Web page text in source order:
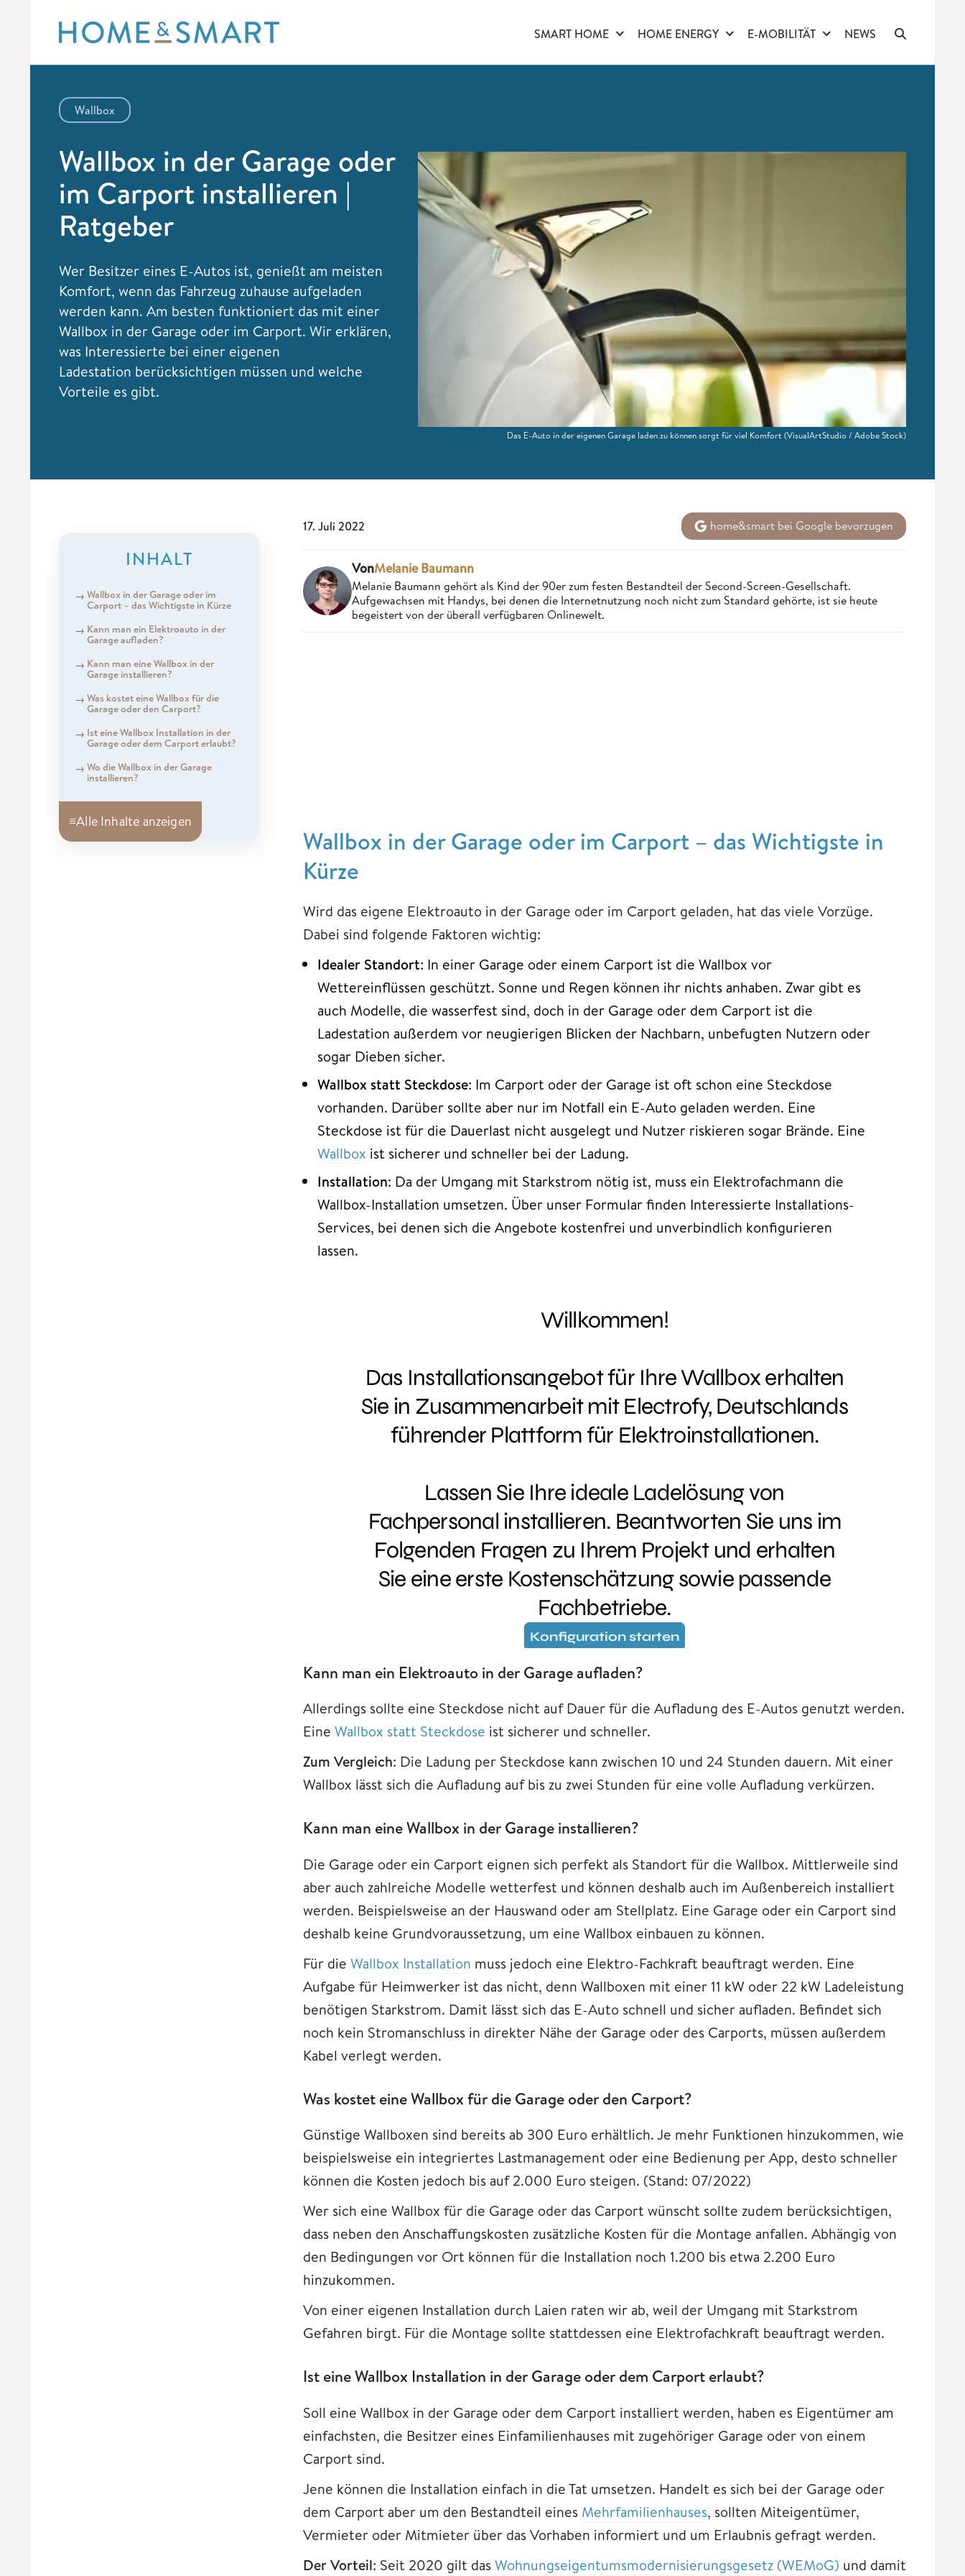
content
SMART HOME HOME ENERGY E-MOBILITÄT NEWS
Wallbox
Wallbox in der Garage oder
im Carport installieren |
Ratgeber
Wer Besitzer eines E-Autos ist, genießt am meisten
Komfort, wenn das Fahrzeug zuhause aufgeladen
werden kann. Am besten funktioniert das mit einer
Wallbox in der Garage oder im Carport. Wir erklären,
was Interessierte bei einer eigenen
Ladestation berücksichtigen müssen und welche
Vorteile es gibt.
Das E-Auto in der eigenen Garage laden zu können sorgt für viel Komfort (VisualArtStudio / Adobe Stock)
INHALT
Wallbox in der Garage oder im
Carport – das Wichtigste in Kürze
Kann man ein Elektroauto in der
Garage aufladen?
Kann man eine Wallbox in der
Garage installieren?
Was kostet eine Wallbox für die
Garage oder den Carport?
Ist eine Wallbox Installation in der
Garage oder dem Carport erlaubt?
Wo die Wallbox in der Garage
installieren?
≡Alle Inhalte anzeigen
17. Juli 2022 home&smart bei Google bevorzugen
VonMelanie Baumann
Melanie Baumann gehört als Kind der 90er zum festen Bestandteil der Second-Screen-Gesellschaft.
Aufgewachsen mit Handys, bei denen die Internetnutzung noch nicht zum Standard gehörte, ist sie heute
begeistert von der überall verfügbaren Onlinewelt.
Wallbox in der Garage oder im Carport – das Wichtigste in
Kürze
Wird das eigene Elektroauto in der Garage oder im Carport geladen, hat das viele Vorzüge.
Dabei sind folgende Faktoren wichtig:
Idealer Standort: In einer Garage oder einem Carport ist die Wallbox vor
Wettereinflüssen geschützt. Sonne und Regen können ihr nichts anhaben. Zwar gibt es
auch Modelle, die wasserfest sind, doch in der Garage oder dem Carport ist die
Ladestation außerdem vor neugierigen Blicken der Nachbarn, unbefugten Nutzern oder
sogar Dieben sicher.
Wallbox statt Steckdose: Im Carport oder der Garage ist oft schon eine Steckdose
vorhanden. Darüber sollte aber nur im Notfall ein E-Auto geladen werden. Eine
Steckdose ist für die Dauerlast nicht ausgelegt und Nutzer riskieren sogar Brände. Eine
Wallbox ist sicherer und schneller bei der Ladung.
Installation: Da der Umgang mit Starkstrom nötig ist, muss ein Elektrofachmann die
Wallbox-Installation umsetzen. Über unser Formular finden Interessierte Installations-
Services, bei denen sich die Angebote kostenfrei und unverbindlich konfigurieren
lassen.
Kann man ein Elektroauto in der Garage aufladen?
Allerdings sollte eine Steckdose nicht auf Dauer für die Aufladung des E-Autos genutzt werden.
Eine Wallbox statt Steckdose ist sicherer und schneller.
Zum Vergleich: Die Ladung per Steckdose kann zwischen 10 und 24 Stunden dauern. Mit einer
Wallbox lässt sich die Aufladung auf bis zu zwei Stunden für eine volle Aufladung verkürzen.
Kann man eine Wallbox in der Garage installieren?
Die Garage oder ein Carport eignen sich perfekt als Standort für die Wallbox. Mittlerweile sind
aber auch zahlreiche Modelle wetterfest und können deshalb auch im Außenbereich installiert
werden. Beispielsweise an der Hauswand oder am Stellplatz. Eine Garage oder ein Carport sind
deshalb keine Grundvoraussetzung, um eine Wallbox einbauen zu können.
Für die Wallbox Installation muss jedoch eine Elektro-Fachkraft beauftragt werden. Eine
Aufgabe für Heimwerker ist das nicht, denn Wallboxen mit einer 11 kW oder 22 kW Ladeleistung
benötigen Starkstrom. Damit lässt sich das E-Auto schnell und sicher aufladen. Befindet sich
noch kein Stromanschluss in direkter Nähe der Garage oder des Carports, müssen außerdem
Kabel verlegt werden.
Was kostet eine Wallbox für die Garage oder den Carport?
Günstige Wallboxen sind bereits ab 300 Euro erhältlich. Je mehr Funktionen hinzukommen, wie
beispielsweise ein integriertes Lastmanagement oder eine Bedienung per App, desto schneller
können die Kosten jedoch bis auf 2.000 Euro steigen. (Stand: 07/2022)
Wer sich eine Wallbox für die Garage oder das Carport wünscht sollte zudem berücksichtigen,
dass neben den Anschaffungskosten zusätzliche Kosten für die Montage anfallen. Abhängig von
den Bedingungen vor Ort können für die Installation noch 1.200 bis etwa 2.200 Euro
hinzukommen.
Von einer eigenen Installation durch Laien raten wir ab, weil der Umgang mit Starkstrom
Gefahren birgt. Für die Montage sollte stattdessen eine Elektrofachkraft beauftragt werden.
Ist eine Wallbox Installation in der Garage oder dem Carport erlaubt?
Soll eine Wallbox in der Garage oder dem Carport installiert werden, haben es Eigentümer am
einfachsten, die Besitzer eines Einfamilienhauses mit zugehöriger Garage oder von einem
Carport sind.
Jene können die Installation einfach in die Tat umsetzen. Handelt es sich bei der Garage oder
dem Carport aber um den Bestandteil eines Mehrfamilienhauses, sollten Miteigentümer,
Vermieter oder Mitmieter über das Vorhaben informiert und um Erlaubnis gefragt werden.
Der Vorteil: Seit 2020 gilt dasWohnungseigentumsmodernisierungsgesetz (WEMoG) und damit